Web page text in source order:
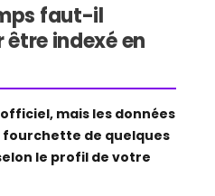
faut-il
indexé en
mais les données
de quelques
le profil de votre